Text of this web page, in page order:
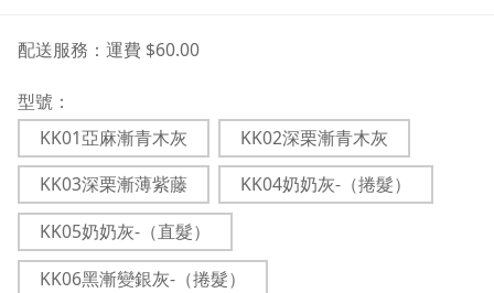
配送服務： 運費 $60.00
型號：
KK01亞麻漸青木灰
KK02深栗漸青木灰
KK03深栗漸薄紫藤
KK04奶奶灰-（捲髮）
KK05奶奶灰-（直髮）
KK06黑漸變銀灰-（捲髮）